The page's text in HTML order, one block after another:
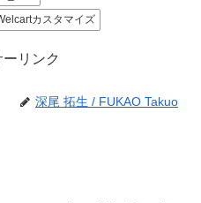
カスタマイズ
リンク
深尾 拓生 / FUKAO Takuo